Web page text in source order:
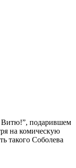
Витю!”, подарившем
на комическую
такого Соболева